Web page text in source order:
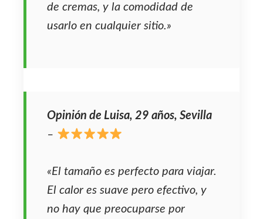
de cremas, y la comodidad de
usarlo en cualquier sitio.»
Opinión de Luisa, 29 años, Sevilla
–
«El tamaño es perfecto para viajar.
El calor es suave pero efectivo, y
no hay que preocuparse por